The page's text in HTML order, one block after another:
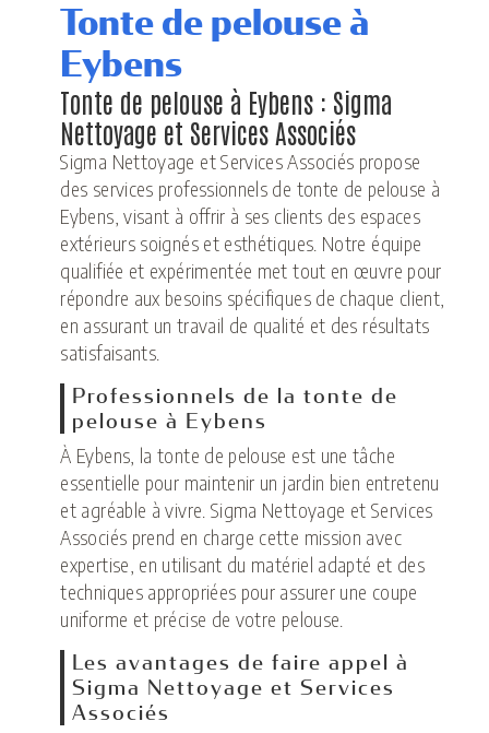
Tonte de pelouse à
Eybens
Tonte de pelouse à Eybens : Sigma
Nettoyage et Services Associés
Sigma Nettoyage et Services Associés propose
des services professionnels de tonte de pelouse à
Eybens, visant à offrir à ses clients des espaces
extérieurs soignés et esthétiques. Notre équipe
qualifiée et expérimentée met tout en œuvre pour
répondre aux besoins spécifiques de chaque client,
en assurant un travail de qualité et des résultats
satisfaisants.
Professionnels de la tonte de
pelouse à Eybens
À Eybens, la tonte de pelouse est une tâche
essentielle pour maintenir un jardin bien entretenu
et agréable à vivre. Sigma Nettoyage et Services
Associés prend en charge cette mission avec
expertise, en utilisant du matériel adapté et des
techniques appropriées pour assurer une coupe
uniforme et précise de votre pelouse.
Les avantages de faire appel à
Sigma Nettoyage et Services
Associés